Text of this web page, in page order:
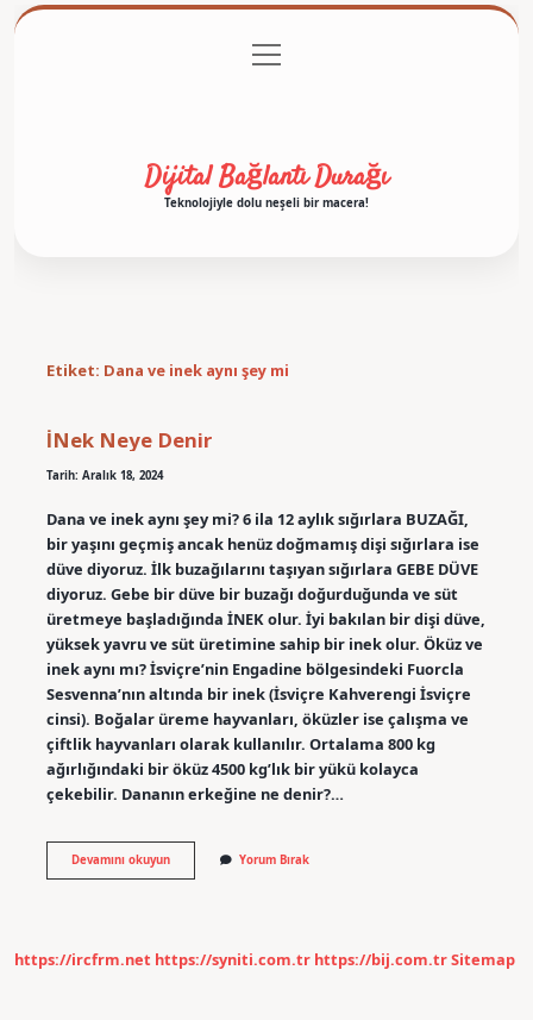
Gizlilik Politikası
menüyü
aç
Dijital Bağlantı Durağı
Teknolojiyle dolu neşeli bir macera!
Etiket: Dana ve inek aynı şey mi
İNek Neye Denir
Tarih: Aralık 18, 2024
Dana ve inek aynı şey mi? 6 ila 12 aylık sığırlara BUZAĞI,
bir yaşını geçmiş ancak henüz doğmamış dişi sığırlara ise
düve diyoruz. İlk buzağılarını taşıyan sığırlara GEBE DÜVE
diyoruz. Gebe bir düve bir buzağı doğurduğunda ve süt
üretmeye başladığında İNEK olur. İyi bakılan bir dişi düve,
yüksek yavru ve süt üretimine sahip bir inek olur. Öküz ve
inek aynı mı? İsviçre’nin Engadine bölgesindeki Fuorcla
Sesvenna’nın altında bir inek (İsviçre Kahverengi İsviçre
cinsi). Boğalar üreme hayvanları, öküzler ise çalışma ve
çiftlik hayvanları olarak kullanılır. Ortalama 800 kg
ağırlığındaki bir öküz 4500 kg’lık bir yükü kolayca
çekebilir. Dananın erkeğine ne denir?…
Devamını okuyunİNek
Neye
Yorum Bırak
https://ircfrm.net https://syniti.com.tr https://bij.com.trSitemap